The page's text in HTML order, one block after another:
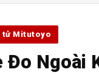
tử Mitutoyo
Đo Ngoài